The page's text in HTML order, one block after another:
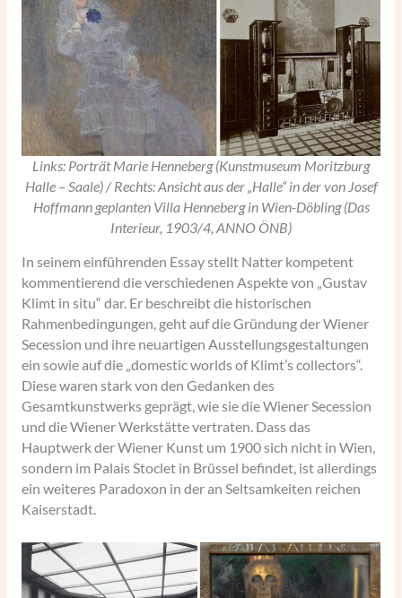
Links: Porträt Marie Henneberg (Kunstmuseum Moritzburg
Halle – Saale) / Rechts: Ansicht aus der „Halle“ in der von Josef
Hoffmann geplanten Villa Henneberg in Wien-Döbling (Das
Interieur, 1903/4, ANNO ÖNB)
In seinem einführenden Essay stellt Natter kompetent
kommentierend die verschiedenen Aspekte von „Gustav
Klimt in situ“ dar. Er beschreibt die historischen
Rahmenbedingungen, geht auf die Gründung der Wiener
Secession und ihre neuartigen Ausstellungsgestaltungen
ein sowie auf die „domestic worlds of Klimt’s collectors“.
Diese waren stark von den Gedanken des
Gesamtkunstwerks geprägt, wie sie die Wiener Secession
und die Wiener Werkstätte vertraten. Dass das
Hauptwerk der Wiener Kunst um 1900 sich nicht in Wien,
sondern im Palais Stoclet in Brüssel befindet, ist allerdings
ein weiteres Paradoxon in der an Seltsamkeiten reichen
Kaiserstadt.